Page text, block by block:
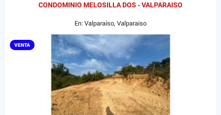
CONDOMINIO MELOSILLA DOS - VALPARAISO
En: Valparaíso, Valparaiso
VENTA